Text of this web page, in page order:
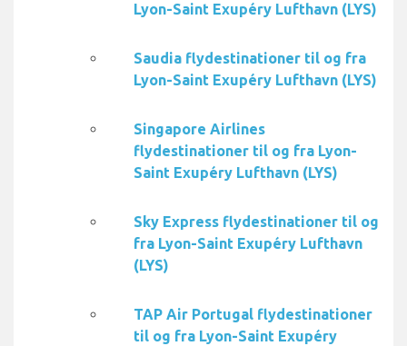
Lyon-Saint Exupéry Lufthavn (LYS)
Saudia flydestinationer til og fra
Lyon-Saint Exupéry Lufthavn (LYS)
Singapore Airlines
flydestinationer til og fra Lyon-
Saint Exupéry Lufthavn (LYS)
Sky Express flydestinationer til og
fra Lyon-Saint Exupéry Lufthavn
(LYS)
TAP Air Portugal flydestinationer
til og fra Lyon-Saint Exupéry